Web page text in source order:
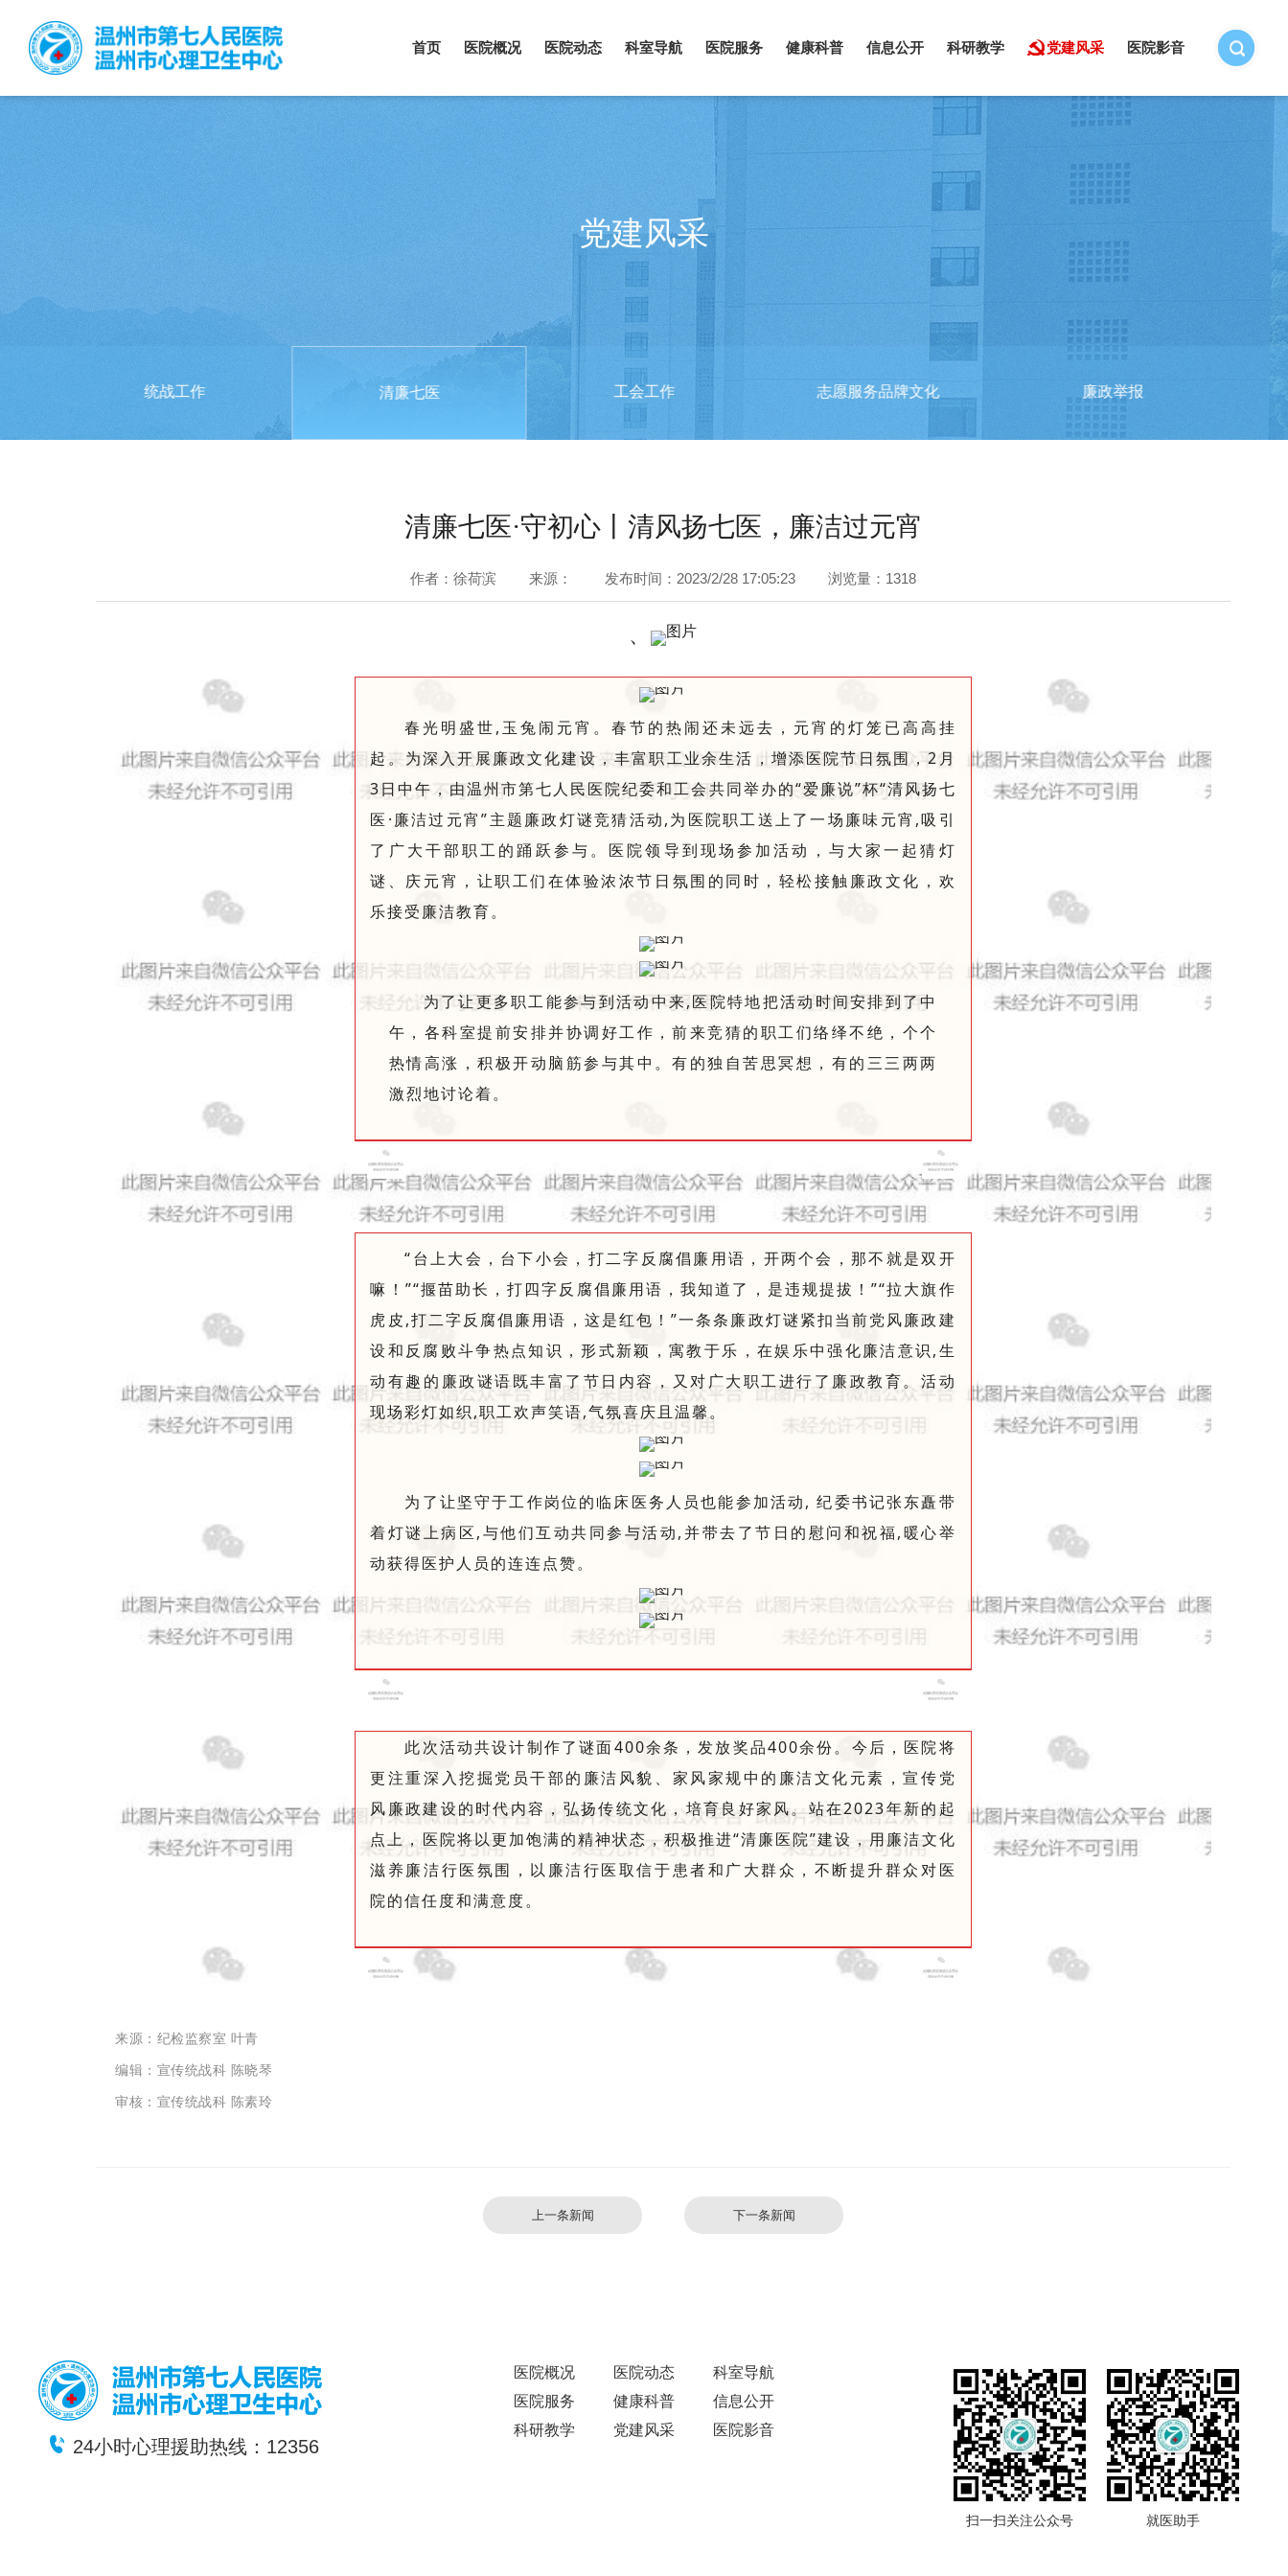
首页 医院概况 医院动态 科室导航 医院服务 健康科普 信息公开 科研教学 党建风采 医院影音
党建风采
统战工作 清廉七医 工会工作 志愿服务品牌文化 廉政举报
清廉七医·守初心丨清风扬七医，廉洁过元宵
作者：徐荷滨 来源： 发布时间：2023/2/28 17:05:23 浏览量：1318
、
春光明盛世,玉兔闹元宵。春节的热闹还未远去，元宵的灯笼已高高挂
起。为深入开展廉政文化建设，丰富职工业余生活，增添医院节日氛围，2月
3日中午，由温州市第七人民医院纪委和工会共同举办的“爱廉说”杯“清风扬七
医·廉洁过元宵”主题廉政灯谜竞猜活动,为医院职工送上了一场廉味元宵,吸引
了广大干部职工的踊跃参与。医院领导到现场参加活动，与大家一起猜灯
谜、庆元宵，让职工们在体验浓浓节日氛围的同时，轻松接触廉政文化，欢
乐接受廉洁教育。
为了让更多职工能参与到活动中来,医院特地把活动时间安排到了中
午，各科室提前安排并协调好工作，前来竞猜的职工们络绎不绝，个个
热情高涨，积极开动脑筋参与其中。有的独自苦思冥想，有的三三两两
激烈地讨论着。
“台上大会，台下小会，打二字反腐倡廉用语，开两个会，那不就是双开
嘛！”“揠苗助长，打四字反腐倡廉用语，我知道了，是违规提拔！”“拉大旗作
虎皮,打二字反腐倡廉用语，这是红包！”一条条廉政灯谜紧扣当前党风廉政建
设和反腐败斗争热点知识，形式新颖，寓教于乐，在娱乐中强化廉洁意识,生
动有趣的廉政谜语既丰富了节日内容，又对广大职工进行了廉政教育。活动
现场彩灯如织,职工欢声笑语,气氛喜庆且温馨。
为了让坚守于工作岗位的临床医务人员也能参加活动, 纪委书记张东矗带
着灯谜上病区,与他们互动共同参与活动,并带去了节日的慰问和祝福,暖心举
动获得医护人员的连连点赞。
此次活动共设计制作了谜面400余条，发放奖品400余份。今后，医院将
更注重深入挖掘党员干部的廉洁风貌、家风家规中的廉洁文化元素，宣传党
风廉政建设的时代内容，弘扬传统文化，培育良好家风。站在2023年新的起
点上，医院将以更加饱满的精神状态，积极推进“清廉医院”建设，用廉洁文化
滋养廉洁行医氛围，以廉洁行医取信于患者和广大群众，不断提升群众对医
院的信任度和满意度。
来源：纪检监察室 叶青
编辑：宣传统战科 陈晓琴
审核：宣传统战科 陈素玲
上一条新闻 下一条新闻
24小时心理援助热线：12356
医院概况 医院动态
科室导航
医院服务
健康科普
信息公开
科研教学
党建风采 医院影音
扫一扫关注公众号 就医助手